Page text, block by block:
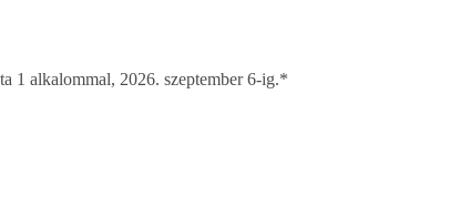
1 alkalommal, 2026. szeptember 6-ig.*